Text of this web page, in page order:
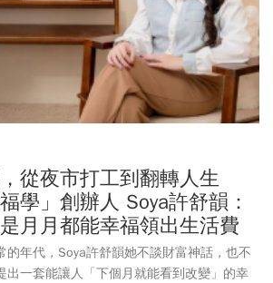
從夜市打工到翻轉人生
學」創辦人 Soya許舒韻：
月月都能幸福領出生活費
的年代，Soya許舒韻她不談財富神話，也不
出一套能讓人「下個月就能看到改變」的幸